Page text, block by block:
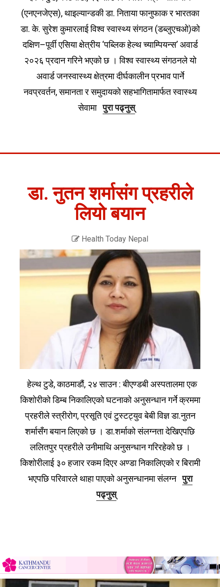
(एनएनजेएस), थाइल्यान्डकी डा. निताया फानुफाक र भारतका
डा. के. सुरेश कुमारलाई विश्व स्वास्थ्य संगठन (डब्लुएचओ)को
दक्षिण–पूर्वी एसिया क्षेत्रीय ‘पब्लिक हेल्थ च्याम्पियन्स’ अवार्ड
२०२६ प्रदान गरिने भएको छ । विश्व स्वास्थ्य संगठनले यो
अवार्ड जनस्वास्थ्य क्षेत्रमा दीर्घकालीन प्रभाव पार्ने
नवप्रवर्तन, समानता र समुदायको सहभागितामार्फत स्वास्थ्य
सेवामापुरा पढ्नुस्
डा. नुतन शर्मासंग प्रहरीले
लियो बयान
Health Today Nepal
हेल्थ टुडे, काठमाडौं, २४ साउन : बीएण्डबी अस्पतालमा एक
किशोरीको डिम्ब निकालिएको घटनाको अनुसन्धान गर्ने क्रममा
प्रहरीले स्त्रीरोग, प्रसूति एवं टुस्टट्युव बेबी विज्ञ डा.नुतन
शर्मासँग बयान लिएको छ । डा.शर्माको संलग्नता देखिएपछि
ललितपुर प्रहरीले उनीमाथि अनुसन्धान गरिरहेको छ ।
किशोरीलाई ३० हजार रकम दिएर अण्डा निकालिएको र बिरामी
भएपछि परिवारले थाहा पाएको अनुसन्धानमा संलग्नपुरा
पढ्नुस्